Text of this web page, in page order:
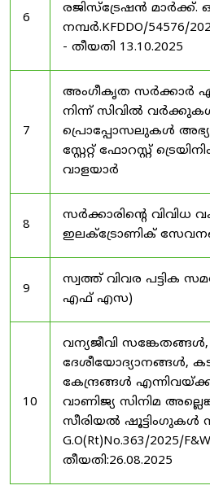
6
രജിസ്ട്രേഷൻ
നമ്പർ.KFDDO/54576/
- തീയതി 13.10.2025
7
അംഗീകൃത സർക്കാർ
നിന്ന് സിവിൽ
പ്രൊപ്പോസലുകൾ
സ്റ്റേറ്റ് ഫോറസ്റ്റ്
വാളയാർ
8
സർക്കാരിന്റെ വിവിധ
ഇലക്ട്രോണിക്
9
സ്വത്ത് വിവര പട്ടിക
എഫ് എസ)
10
വന്യജീവി സങ്കേതങ്ങൾ,
ദേശീയോദ്യാനങ്ങൾ,
കേന്ദ്രങ്ങൾ
വാണിജ്യ സിനിമ
സീരിയൽ ഷൂട്ടിംഗുകൾ
G.O(Rt)No.363/2025/
തീയതി:26.08.2025